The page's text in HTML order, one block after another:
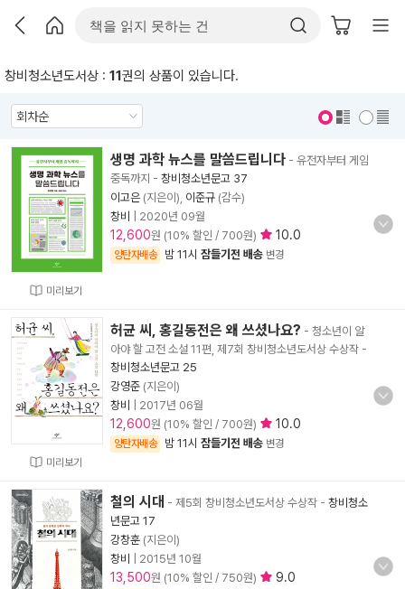
창비청소년도서상 : 11권의 상품이 있습니다.
미리보기
생명 과학 뉴스를 말씀드립니다 - 유전자부터 게임
중독까지 - 창비청소년문고 37
이고은 (지은이), 이준규 (감수)
창비
2020년 09월
12,600원 (10% 할인 / 700원) 10.0
양탄자배송 밤 11시 잠들기전 배송 변경
미리보기
허균 씨, 홍길동전은 왜 쓰셨나요? - 청소년이 알
아야 할 고전 소설 11편, 제7회 창비청소년도서상 수상작 -
창비청소년문고 25
강영준 (지은이)
창비
2017년 06월
12,600원 (10% 할인 / 700원) 10.0
양탄자배송 밤 11시 잠들기전 배송 변경
철의 시대 - 제5회 창비청소년도서상 수상작 - 창비청소
년문고 17
강창훈 (지은이)
창비
2015년 10월
13,500원 (10% 할인 / 750원) 9.0